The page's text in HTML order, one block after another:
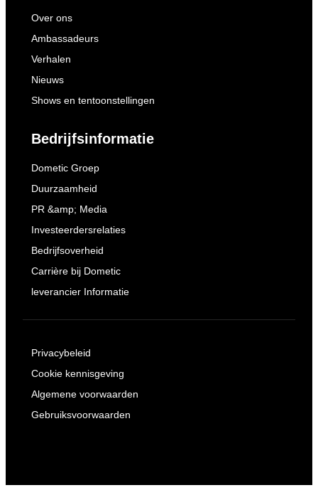
Over ons
Ambassadeurs
Verhalen
Nieuws
Shows en tentoonstellingen
Bedrijfsinformatie
Dometic Groep
Duurzaamheid
PR &amp; Media
Investeerdersrelaties
Bedrijfsoverheid
Carrière bij Dometic
leverancier Informatie
Privacybeleid
Cookie kennisgeving
Algemene voorwaarden
Gebruiksvoorwaarden